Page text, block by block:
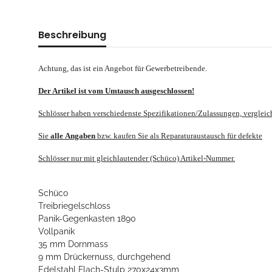
Beschreibung
Achtung, das ist ein Angebot für Gewerbetreibende.
Der Artikel ist vom Umtausch ausgeschlossen!
Schlösser haben verschiedenste Spezifikationen/Zulassungen,
Sie alle Angaben bzw. kaufen Sie als Reparaturaustausch für defekte
Schlösser nur mit gleichlautender (Schüco) Artikel-Nummer.
Schüco
Treibriegelschloss
Panik-Gegenkasten 1890
Vollpanik
35 mm Dornmass
9 mm Drückernuss, durchgehend
Edelstahl Flach-Stulp 270x24x3mm